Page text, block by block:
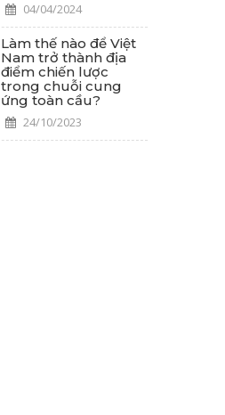
04/04/2024
Làm thế nào để Việt
Nam trở thành địa
điểm chiến lược
trong chuỗi cung
ứng toàn cầu?
24/10/2023